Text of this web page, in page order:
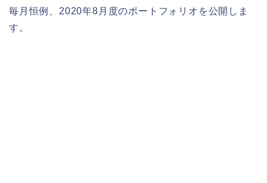
毎月恒例、2020年8月度のポートフォリオを公開しま
す。